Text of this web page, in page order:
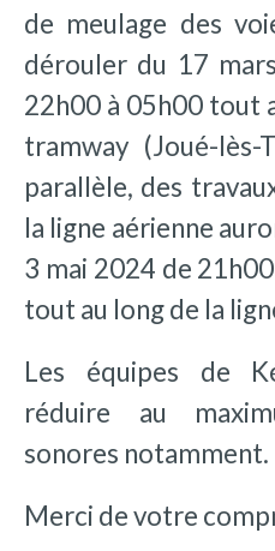
de meulage des
dérouler du 17
22h00 à 05h00 tout
tramway (Joué-
parallèle, des
la ligne aérienne
3 mai 2024 de
tout au long de la
Les équipes de
réduire au
sonores notamment.
Merci de votre